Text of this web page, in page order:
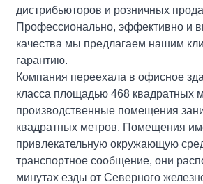
дистрибьюторов и розничных
Профессионально, эффективно и
качества мы предлагаем нашим
гарантию.
Компания переехала в офисное
класса площадью 468 квадратных
производственные помещения
квадратных метров. Помещения
привлекательную окружающую
транспортное сообщение, они
минутах езды от Северного